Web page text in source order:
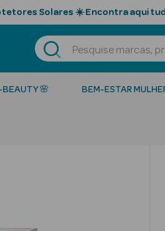
Solares ☀️ Encontra aqui
BEAUTY 🌸 BEM-ESTAR